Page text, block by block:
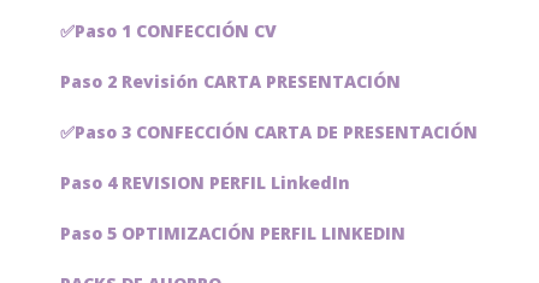
✅Paso 1 CONFECCIÓN CV
Paso 2 Revisión CARTA PRESENTACIÓN
✅Paso 3 CONFECCIÓN CARTA DE PRESENTACIÓN
Paso 4 REVISION PERFIL LinkedIn
Paso 5 OPTIMIZACIÓN PERFIL LINKEDIN